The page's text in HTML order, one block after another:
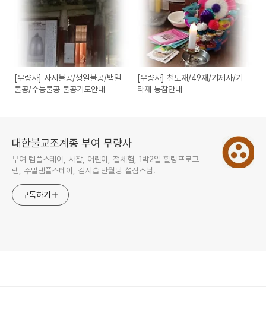
[무량사] 사시불공/생일불공/백일
불공/수능불공 불공기도안내
[무량사] 천도재/49재/기제사/기
타재 동참안내
대한불교조계종 부여 무량사
부여 템플스테이, 사찰, 어린이, 절체험, 1박2일 힐링프로그
램, 주말템플스테이, 김시습 만월당 설잠스님.
구독하기